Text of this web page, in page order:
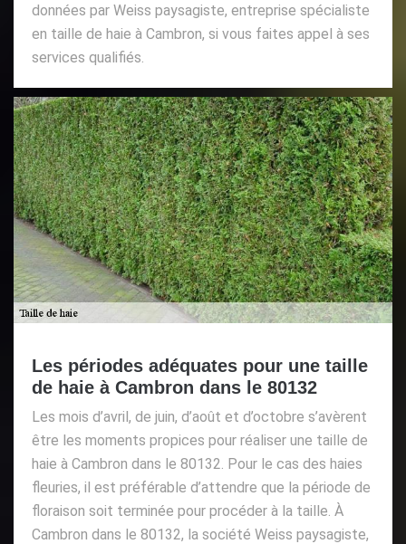
données par Weiss paysagiste, entreprise spécialiste
en taille de haie à Cambron, si vous faites appel à ses
services qualifiés.
Les périodes adéquates pour une taille
de haie à Cambron dans le 80132
Les mois d’avril, de juin, d’août et d’octobre s’avèrent
être les moments propices pour réaliser une taille de
haie à Cambron dans le 80132. Pour le cas des haies
fleuries, il est préférable d’attendre que la période de
floraison soit terminée pour procéder à la taille. À
Cambron dans le 80132, la société Weiss paysagiste,